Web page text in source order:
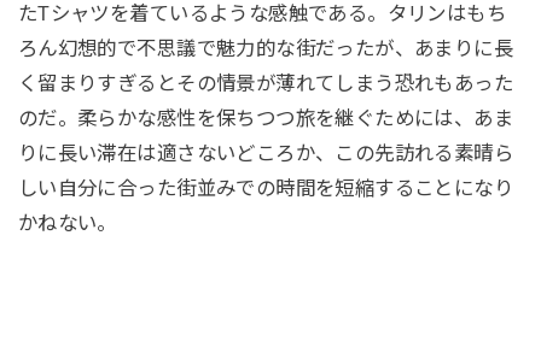
たTシャツを着ているような感触である。タリンはもち
ろん幻想的で不思議で魅力的な街だったが、あまりに長
く留まりすぎるとその情景が薄れてしまう恐れもあった
のだ。柔らかな感性を保ちつつ旅を継ぐためには、あま
りに長い滞在は適さないどころか、この先訪れる素晴ら
しい自分に合った街並みでの時間を短縮することになり
かねない。